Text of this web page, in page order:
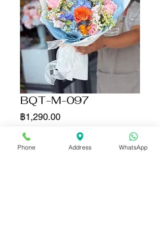
BQT-M-097
฿1,290.00ราคา
จำนวน
Phone Address WhatsApp